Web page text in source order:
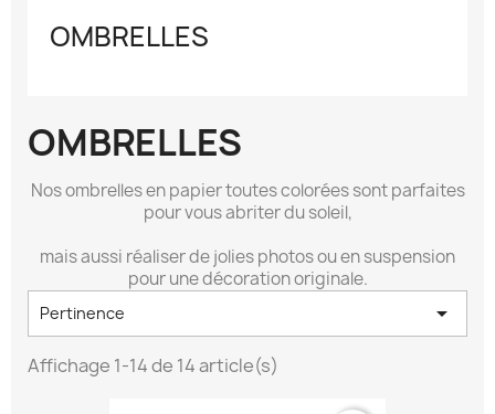
OMBRELLES
OMBRELLES
Nos ombrelles en papier toutes colorées sont parfaites
pour vous abriter du soleil,
mais aussi réaliser de jolies photos ou en suspension
pour une décoration originale.
Pertinence 
Affichage 1-14 de 14 article(s)